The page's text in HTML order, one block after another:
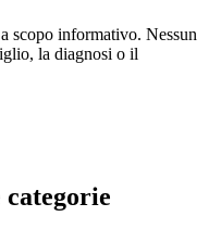
scopo informativo. Nessun
la diagnosi o il